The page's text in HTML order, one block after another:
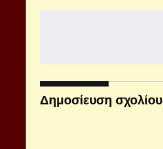
Δημοσίευση σχολίου